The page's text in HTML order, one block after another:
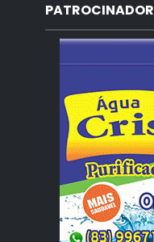
PATROCINADOR